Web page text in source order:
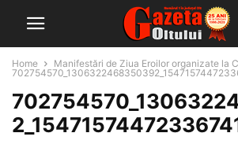
Home
Manifestări de Ziua Eroilor organizate la